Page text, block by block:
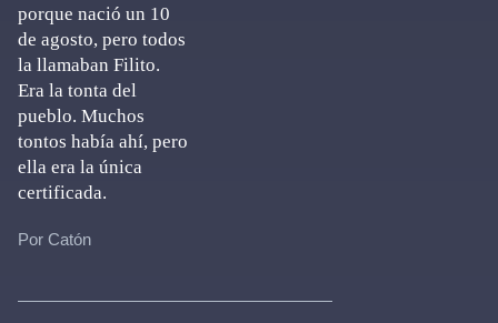
porque nació un 10
de agosto, pero todos
la llamaban Filito.
Era la tonta del
pueblo. Muchos
tontos había ahí, pero
ella era la única
certificada.
Por Catón